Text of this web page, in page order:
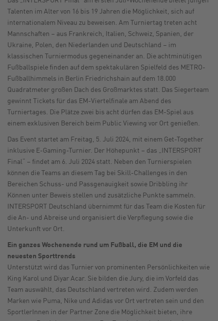
Talenten im Alter von 16 bis 19 Jahren die Möglichkeit, sich auf
internationalem Niveau zu beweisen. Am Turniertag treten acht
Mannschaften – aus Frankreich, Italien, Schweiz, Spanien, der
Ukraine, Polen, den Niederlanden und Deutschland – im
klassischen Turniermodus gegeneinander an. Die achtminütigen
Fußballspiele finden auf dem spektakulären Spielfeld des METRO-
Fußballhimmels in Berlin Friedrichshain auf dem 18.000
Quadratmeter großen Dach des Großmarktes statt. Das Siegerteam
gewinnt Tickets für das EM-Viertelfinale am Abend des
Turniertages. Die Plätze zwei bis acht dürfen das EM-Spiel aus
einem exklusiven Bereich beim Public Viewing vor Ort genießen.
Das Event startet am Freitag, 5. Juli 2024, mit einem Get-Together
inklusive E-Gaming-Turnier. Der Höhepunkt – das „INTERSPORT
Final“ – findet am 6. Juli 2024 statt. Neben den Turnierspielen
können die Teams an diesem Tag bei Skill-Challenges in den
Bereichen Schuss- und Passgenauigkeit sowie Dribbling ihr
Können unter Beweis stellen und zusätzliche Punkte sammeln.
INTERSPORT Deutschland übernimmt für das Team die Kosten für
die An- und Abreise und organisiert die Verpflegung sowie die
Unterkunft vor Ort.
Ein ganzes Wochenende rund um Fußball, die EM und die
neuesten Sporttrends
Unterstützt wird das Turnier von prominenten Persönlichkeiten wie
King Karol und Diyar Acar. Sie bilden die Jury, die im Vorfeld das
Team auswählt, das Deutschland vertreten wird. Zudem werden
Marken wie Puma, Nike und Adidas vor Ort vertreten sein und den
SportlerInnen in der Partner Zone die Möglichkeit bieten, ihre